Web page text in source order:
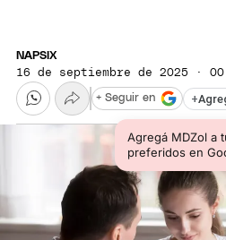
NAPSIX
16 de septiembre de 2025 ·
+
Agregá MDZol a
preferidos en
+ Seguir en